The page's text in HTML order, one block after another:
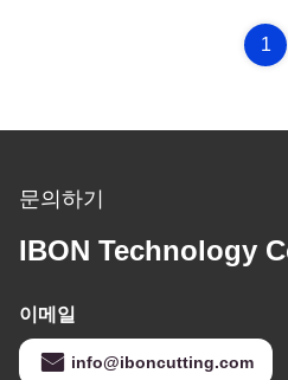
1
문의하기
IBON Technology
이메일
info@iboncutting.com